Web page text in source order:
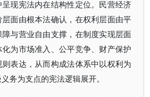
现宪法内在结构性定位。民营经济
层面由根本法确认，在权利层面由平
与营业自由支撑，在制度实现层面
为市场准入、公平竞争、财产保护
表达，从而构成法体系中以权利为
务为支点的宪法逻辑展开。